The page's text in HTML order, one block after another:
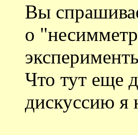
Вы
о
Что тут еще
дискуссию я